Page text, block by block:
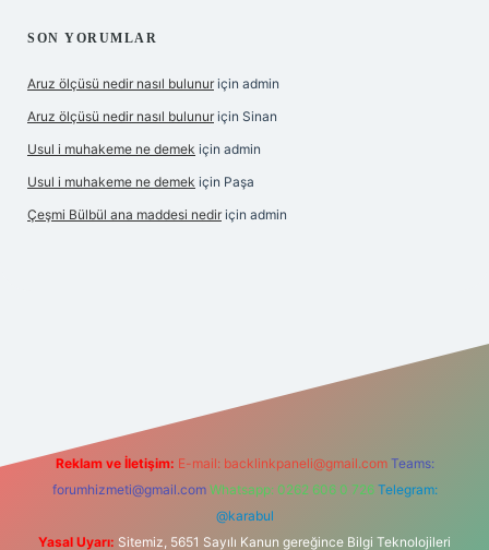
SON YORUMLAR
Aruz ölçüsü nedir nasıl bulunur için admin
Aruz ölçüsü nedir nasıl bulunur için Sinan
Usul i muhakeme ne demek için admin
Usul i muhakeme ne demek için Paşa
Çeşmi Bülbül ana maddesi nedir için admin
Reklam ve İletişim: E-mail: backlinkpaneli@gmail.com Teams:
forumhizmeti@gmail.com Whatsapp: 0262 606 0 726 Telegram:
@karabul
Yasal Uyarı: Sitemiz, 5651 Sayılı Kanun gereğince Bilgi Teknolojileri